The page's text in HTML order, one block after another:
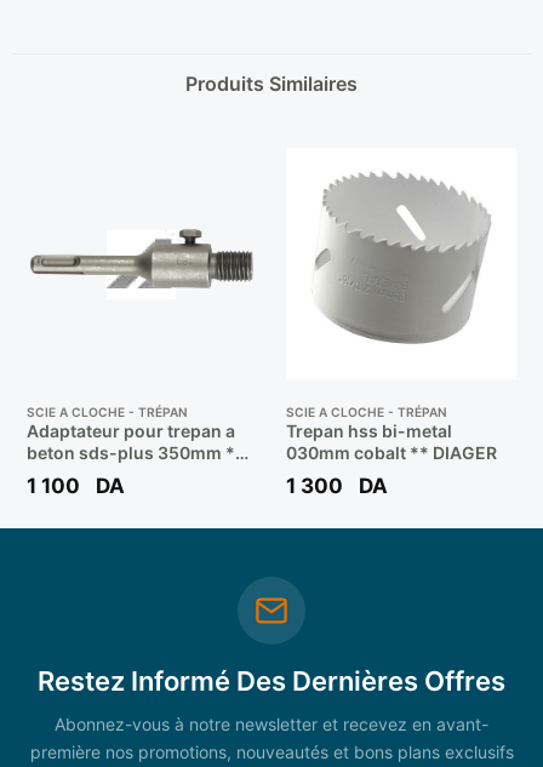
Produits Similaires
SCIE A CLOCHE - TRÉPAN
Adaptateur pour trepan a
beton sds-plus 350mm **
BOOCHNA
1 100 DA
SCIE A CLOCHE - TRÉPAN
Trepan hss bi-metal
030mm cobalt ** DIAGER
1 300 DA
Restez Informé Des Dernières Offres
Abonnez-vous à notre newsletter et recevez en avant-
première nos promotions, nouveautés et bons plans exclusifs